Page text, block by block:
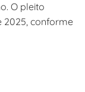
O pleito
2025, conforme